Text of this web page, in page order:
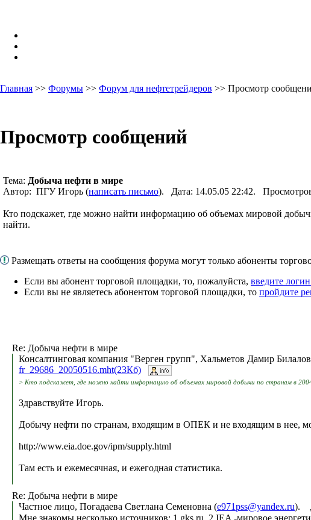
Главная >> Форумы >> Форум для нефтетрейдеров >> Просмотр
Просмотр сообщений
Тема: Добыча нефти в мире
Автор: ПГУ Игорь (написать письмо). Дата: 14.05.05 22:42.
Кто подскажет, где можно найти информацию об объемах мировой
найти.
Размещать ответы на сообщения форума могут только абоненты
Если вы абонент торговой площадки, то, пожалуйста, введите
Если вы не являетесь абонентом торговой площадки, то пройдите
Re: Добыча нефти в мире
Консалтинговая компания "Верген групп", Хальметов Дамир
fr_29686_20050516.mht(23Кб)
> Кто подскажет, где можно найти информацию об объемах мировой добычи по странам в
Здравствуйте Игорь.
Добычу нефти по странам, входящим в ОПЕК и не входящим в нее,
http://www.eia.doe.gov/ipm/supply.html
Там есть и ежемесячная, и ежегодная статистика.
Re: Добыча нефти в мире
Частное лицо, Погадаева Светлана Семеновна (e971pss@yandex.ru).